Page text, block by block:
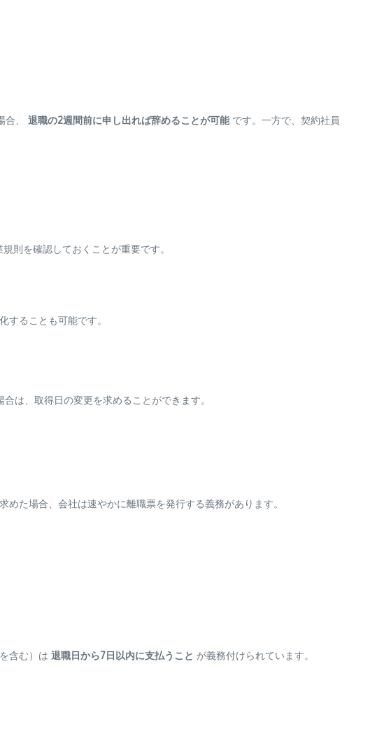
合、 退職の2週間前に申し出れば辞めることが可能です。一方で、契約社員
則を確認しておくことが重要です。
ることも可能です。
は、取得日の変更を求めることができます。
た場合、会社は速やかに離職票を発行する義務があります。
含む）は 退職日から7日以内に支払うこと が義務付けられています。